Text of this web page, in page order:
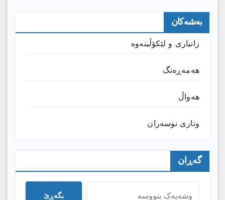
بەشەکان
زانیارى و لێکۆڵینەوە
هەمەڕەنگ
هەواڵ
وتارى نوسەران
گەڕان
بگەڕێ